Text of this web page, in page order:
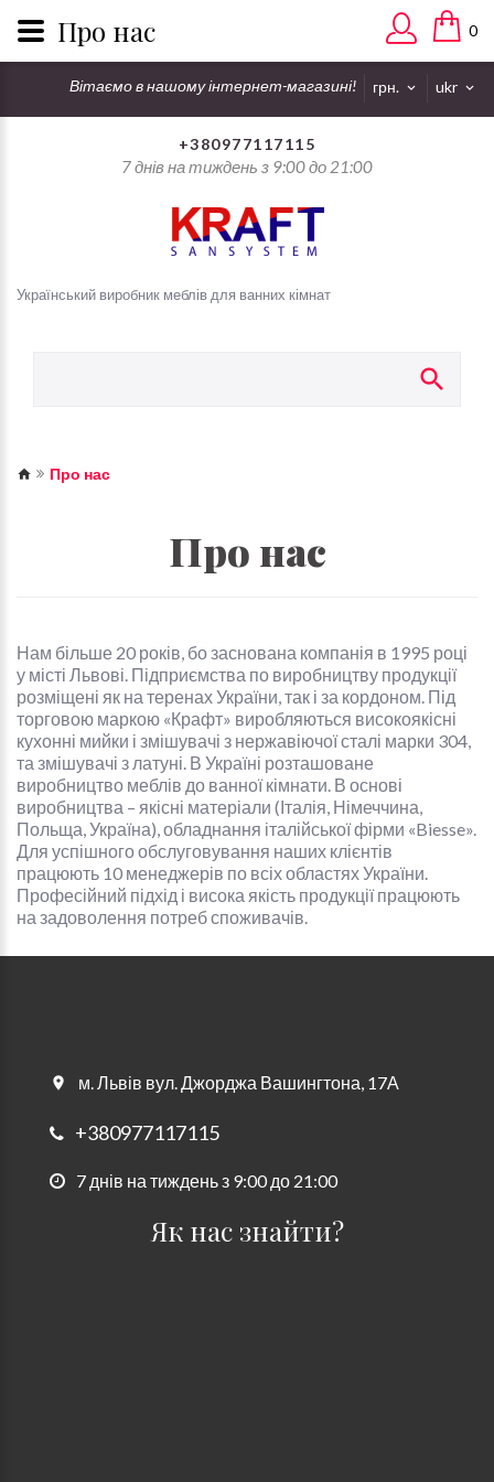
ukr
грн.
0
Вітаємо в нашому інтернет-магазині!
+380977117115
7 днів на тиждень з 9:00 до 21:00
Український виробник меблів для ванних кімнат
Про нас
Про нас
Нам більше 20 років, бо заснована компанія в 1995 році
у місті Львові. Підприємства по виробництву продукції
розміщені як на теренах України, так і за кордоном. Під
торговою маркою «Крафт» виробляються високоякісні
кухонні мийки і змішувачі з нержавіючої сталі марки 304,
та змішувачі з латуні. В Україні розташоване
виробництво меблів до ванної кімнати. В основі
виробництва – якісні матеріали (Італія, Німеччина,
Польща, Україна), обладнання італійської фірми «Biesse».
Для успішного обслуговування наших клієнтів
працюють 10 менеджерів по всіх областях України.
Професійний підхід і висока якість продукції працюють
на задоволення потреб споживачів.
м. Львів вул. Джорджа Вашингтона, 17А
+380977117115
7 днів на тиждень з 9:00 до 21:00
Як нас знайти?
Про нас